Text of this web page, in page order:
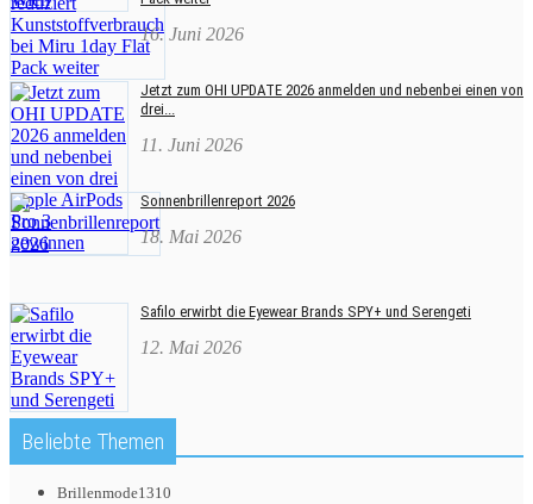
16. Juni 2026
Jetzt zum OHI UPDATE 2026 anmelden und nebenbei einen von
drei...
11. Juni 2026
Sonnenbrillenreport 2026
18. Mai 2026
Safilo erwirbt die Eyewear Brands SPY+ und Serengeti
12. Mai 2026
Beliebte Themen
Brillenmode1310